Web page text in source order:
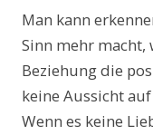
Man kann
Sinn mehr macht,
Beziehung die
keine Aussicht
Wenn es keine